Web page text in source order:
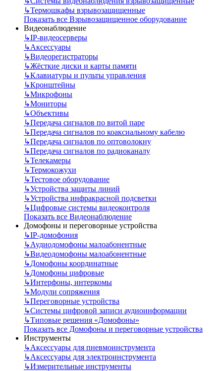
↳Термошкафы взрывозащищенные
Показать все Взрывозащищенное оборудование
Видеонаблюдение
↳IP-видеосерверы
↳Аксессуары
↳Видеорегистраторы
↳Жёсткие диски и карты памяти
↳Клавиатуры и пульты управления
↳Кронштейны
↳Микрофоны
↳Мониторы
↳Объективы
↳Передача сигналов по витой паре
↳Передача сигналов по коаксиальному кабелю
↳Передача сигналов по оптоволокну
↳Передача сигналов по радиоканалу
↳Телекамеры
↳Термокожухи
↳Тестовое оборудование
↳Устройства защиты линий
↳Устройства инфракрасной подсветки
↳Цифровые системы видеоконтроля
Показать все Видеонаблюдение
Домофоны и переговорные устройства
↳IP-домофония
↳Аудиодомофоны малоабонентные
↳Видеодомофоны малоабонентные
↳Домофоны координатные
↳Домофоны цифровые
↳Интерфоны, интеркомы
↳Модули сопряжения
↳Переговорные устройства
↳Системы цифровой записи аудиоинформации
↳Типовые решения «Домофоны»
Показать все Домофоны и переговорные устройства
Инструменты
↳Аксессуары для пневмоинструмента
↳Аксессуары для электроинструмента
↳Измерительные инструменты